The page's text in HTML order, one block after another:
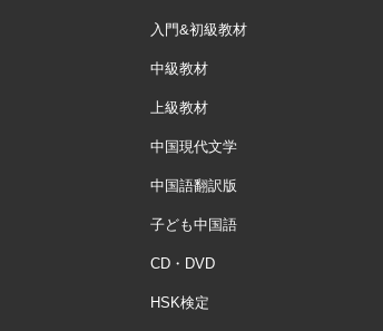
入門&初級教材
中級教材
上級教材
中国現代文学
中国語翻訳版
子ども中国語
CD・DVD
HSK検定